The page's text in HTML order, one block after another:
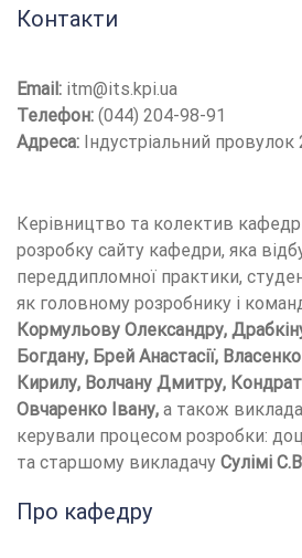
Контакти
Email: itm@its.kpi.ua
Телефон: (044) 204-98-91
Адреса: Індустріальний провулок
Керівництво та колектив
розробку сайту кафедри, яка
переддипломної практики,
як головному розробнику і
Кормульову Олександру,
Богдану, Брей Анастасії,
Кирилу, Волчану Дмитру,
Овчаренко Івану, а також
керували процесом розробки:
та старшому викладачу Сулімі
Про кафедру